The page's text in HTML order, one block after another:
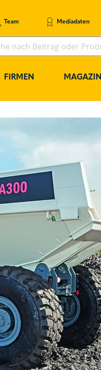
Team Mediadaten
FIRMEN MAGAZIN